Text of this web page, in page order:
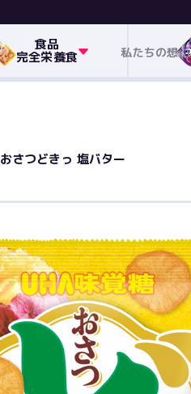
私たちの想い
食品
完全栄養食
おさつどきっ 塩バター